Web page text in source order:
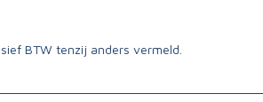
BTW tenzij anders vermeld.